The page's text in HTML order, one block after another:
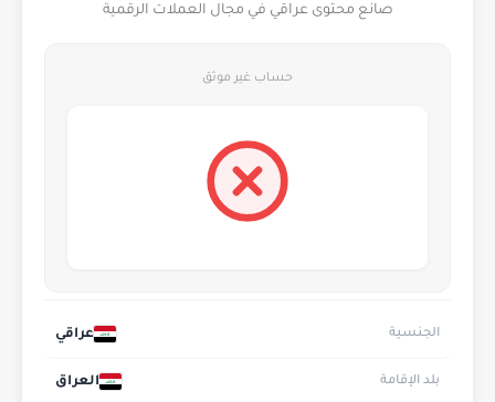
صانع محتوى عراقي في مجال العملات الرقمية
حساب غير موثق
الجنسية عراقي
بلد الإقامة العراق